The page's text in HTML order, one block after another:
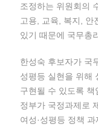
조정하는 위원회의
고용, 교육, 복지, 안
있기 때문에 국무총
한성숙 후보자가 국
성평등 실현을 위해
구현될 수 있도록
정부가 국정과제로
여성·성평등 정책